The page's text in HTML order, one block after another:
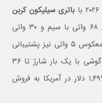
باتری سیلیکون کربن
۵۰۰۰ میلی‌آمپر ساعتی، شارژ سریع ۶۸ واتی با سیم و ۳۰ واتی
بی‌سیم را ارائه می‌دهد و از شارژ معکوس ۵ واتی نیز پشتیبانی
می‌کند. موتورولا ادعا می‌کند این گوشی با یک بار شارژ تا ۳۶
ساعت دوام می‌آورد و با قیمت ۱٬۴۹۹ دلار در آمریکا به فروش